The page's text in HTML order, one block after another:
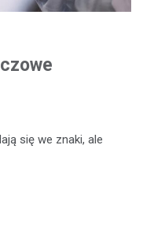
się we znaki, ale